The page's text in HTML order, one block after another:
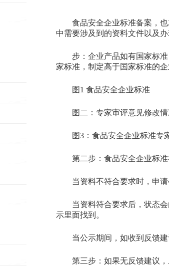
食品安全企业标准备案，也
中需要涉及到的资料文件以及办
步：企业产品如有国家标准
家标准，制定高于国家标准的企
图1 食品安全企业标准
图二：专家审评意见修改情
图3：食品安全企业标准专
第二步：食品安全企业标准
当资料不符合要求时，申请
当资料符合要求后，状态会
示里面找到。
当公示期间，如收到反馈建
第三步：如果无反馈建议，